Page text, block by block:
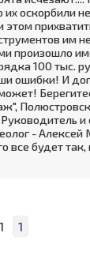
их оскорбили
этом
им
произошло
100 тыс.
ошибки! И
- Алексей
все будет
1 1